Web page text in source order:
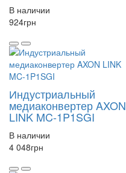
В наличии
924грн
Индустриальный
медиаконвертер AXON
LINK MC-1P1SGI
В наличии
4 048грн